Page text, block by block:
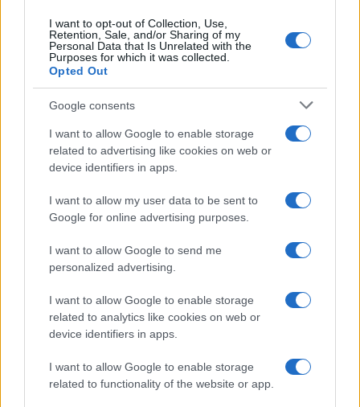
I want to opt-out of Collection, Use,
Retention, Sale, and/or Sharing of my
Personal Data that Is Unrelated with the
Purposes for which it was collected.
Opted Out
Google consents
I want to allow Google to enable storage
related to advertising like cookies on web or
device identifiers in apps.
I want to allow my user data to be sent to
Google for online advertising purposes.
I want to allow Google to send me
personalized advertising.
I want to allow Google to enable storage
related to analytics like cookies on web or
device identifiers in apps.
I want to allow Google to enable storage
related to functionality of the website or app.
daGoogle News
Condividi l'articolo
F
a
ce
b
o
o
k
T
w
it
te
r
Pi
n
te
re
st
W
h
at
s
A
p
p
S
a
re
Articolo precedente
Prossimo articolo
NOTIZIE RECENTI
Incendio nella notte a Olbia, a fuoco due furgoni